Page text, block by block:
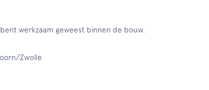
werkzaam geweest binnen de bouw.
Zwolle.